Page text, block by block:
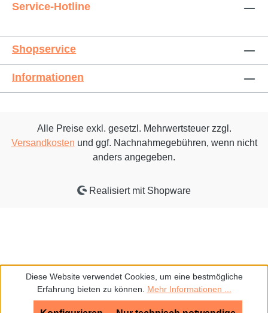
Service-Hotline
Shopservice
Informationen
Alle Preise exkl. gesetzl. Mehrwertsteuer zzgl.
Versandkosten und ggf. Nachnahmegebühren, wenn nicht
anders angegeben.
Realisiert mit Shopware
Diese Website verwendet Cookies, um eine bestmögliche
Erfahrung bieten zu können. Mehr Informationen ...